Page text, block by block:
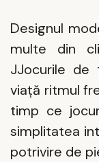
Designul
multe din
JJocurile de
viață ritmul
timp ce
simplitatea
potrivire de